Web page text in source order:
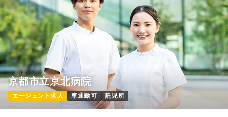
京都市立京北病院
エージェント求人 車通勤可 託児所